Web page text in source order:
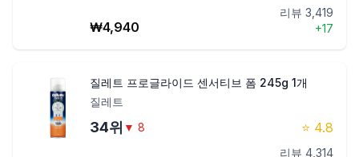
₩4,940
리뷰 3,419
+17
질레트 프로글라이드 센서티브 폼 245g 1개
질레트
34위 ▼ 8 ⭐ 4.8
리뷰 4,314